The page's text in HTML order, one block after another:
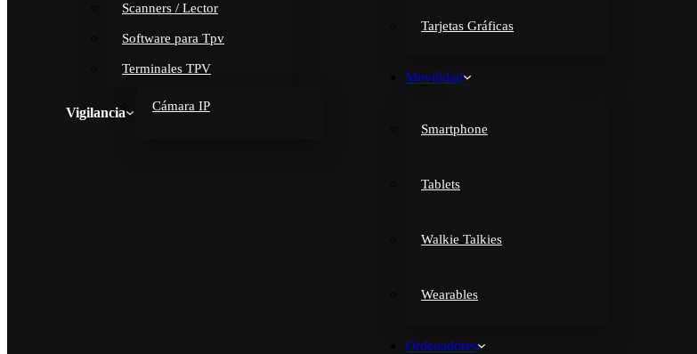
Scanners / Lector
Software para Tpv
Terminales TPV
Vigilancia Cámara IP
Tarjetas Gráficas
Movilidad
Smartphone
Tablets
Walkie Talkies
Wearables
Ordenadores